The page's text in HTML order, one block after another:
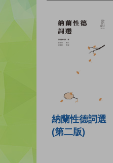
納蘭性德詞選
(第二版)